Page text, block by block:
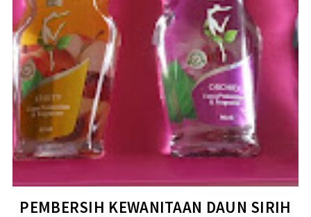
PEMBERSIH KEWANITAAN DAUN SIRIH